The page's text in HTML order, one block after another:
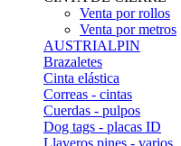
Venta por rollos
Venta por metros
AUSTRIALPIN
Brazaletes
Cinta elástica
Correas - cintas
Cuerdas - pulpos
Dog tags - placas ID
Llaveros pines - varios